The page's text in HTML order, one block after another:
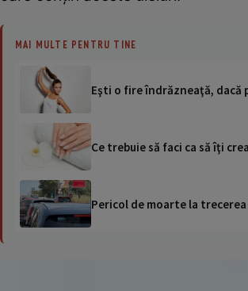
MAI MULTE PENTRU TINE
Eşti o fire îndrăzneaţă, dacă
Ce trebuie să faci ca să îţi
Pericol de moarte la